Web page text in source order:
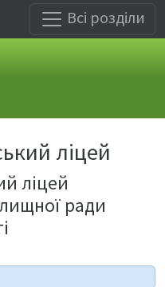
Всі розділи
ліцей
ліцей
ради